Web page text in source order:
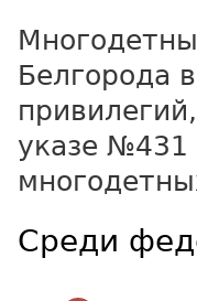
Белгорода
указе
Среди